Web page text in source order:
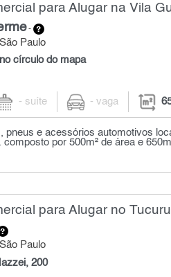
para Alugar na Vila
-
Paulo
círculo do mapa
- suíte - vaga
pneus e acessórios automotivos
por 500m² de área e
para Alugar no
Paulo
200